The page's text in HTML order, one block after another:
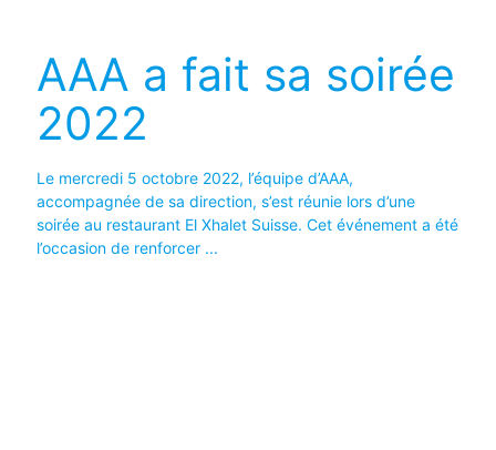
AAA a fait sa soirée
2022
Le mercredi 5 octobre 2022, l’équipe d’AAA,
accompagnée de sa direction, s’est réunie lors d’une
soirée au restaurant El Xhalet Suisse. Cet événement a été
l’occasion de renforcer ...